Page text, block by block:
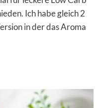
Ich habe gleich 2
in der das Aroma